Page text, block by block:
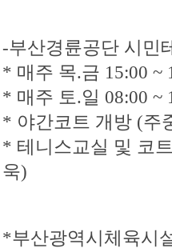
-부산경륜공단 시민
* 매주 목.금 15:00 ~
* 매주 토.일 08:00 ~
* 야간코트 개방 (주
* 테니스교실 및 코
욱)
*부산광역시체육시